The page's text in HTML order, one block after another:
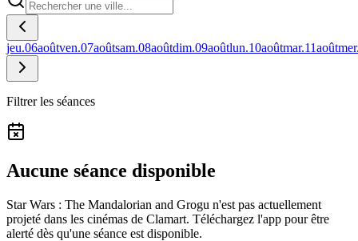
jeu.06aoûtven.07aoûtsam.08aoûtdim.09aoûtlun.10aoûtmar.11août
Filtrer les séances
Aucune séance disponible
Star Wars : The Mandalorian and Grogu n'est pas actuellement
projeté dans les cinémas de Clamart. Téléchargez l'app pour être
alerté dès qu'une séance est disponible.